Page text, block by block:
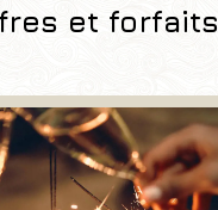
et forfaits